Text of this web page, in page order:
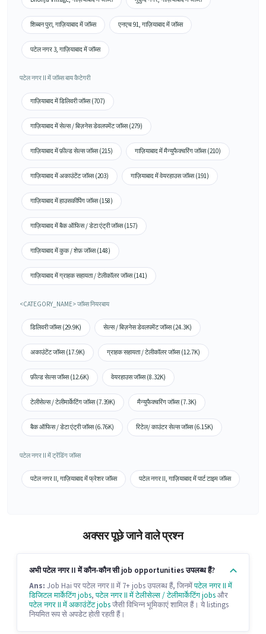
शिब्बन पुरा, गाज़ियाबाद में जॉब्स एनएच 91, गाज़ियाबाद में जॉब्स
पटेल नगर 3, गाज़ियाबाद में जॉब्स
पटेल नगर II में जॉब्स बाय कैटेगरी
गाज़ियाबाद में डिलिवरी जॉब्स (707)
गाज़ियाबाद में सेल्स / बिज़नेस डेवलपमेंट जॉब्स (279)
गाज़ियाबाद में फ़ील्ड सेल्स जॉब्स (215) गाज़ियाबाद में मैन्युफैक्चरिंग जॉब्स (210)
गाज़ियाबाद में अकाउंटेंट जॉब्स (203) गाज़ियाबाद में वेयरहाउस जॉब्स (191)
गाज़ियाबाद में हाउसकीपिंग जॉब्स (158)
गाज़ियाबाद में बैक ऑफिस / डेटा एंट्री जॉब्स (157)
गाज़ियाबाद में कुक / शेफ़ जॉब्स (148)
गाज़ियाबाद में ग्राहक सहायता / टेलीकॉलर जॉब्स (141)
<CATEGORY_NAME> जॉब्स नियरबाय
डिलिवरी जॉब्स (29.9K) सेल्स / बिज़नेस डेवलपमेंट जॉब्स (24.3K)
अकाउंटेंट जॉब्स (17.9K) ग्राहक सहायता / टेलीकॉलर जॉब्स (12.7K)
फ़ील्ड सेल्स जॉब्स (12.6K) वेयरहाउस जॉब्स (8.32K)
टेलीसेल्स / टेलीमार्केटिंग जॉब्स (7.39K) मैन्युफैक्चरिंग जॉब्स (7.3K)
बैक ऑफिस / डेटा एंट्री जॉब्स (6.76K) रिटेल/ काउंटर सेल्स जॉब्स (6.15K)
पटेल नगर II में ट्रेंडिंग जॉब्स
पटेल नगर II, गाज़ियाबाद में फ्रेशर जॉब्स पटेल नगर II, गाज़ियाबाद में पार्ट टाइम जॉब्स
अक्सर पूछे जाने वाले प्रश्न
अभी पटेल नगर II में कौन-कौन सी job opportunities उपलब्ध हैं?
Ans: Job Hai पर पटेल नगर II में 7+ jobs उपलब्ध हैं, जिनमेंपटेल नगर II में
डिजिटल मार्केटिंग jobs,पटेल नगर II में टेलीसेल्स / टेलीमार्केटिंग jobsऔर
पटेल नगर II में अकाउंटेंट jobsजैसी विभिन्न भूमिकाएं शामिल हैं। ये listings
नियमित रूप से अपडेट होती रहती हैं।